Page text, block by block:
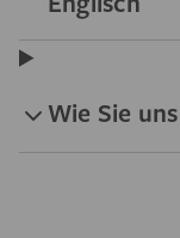
Wie Sie